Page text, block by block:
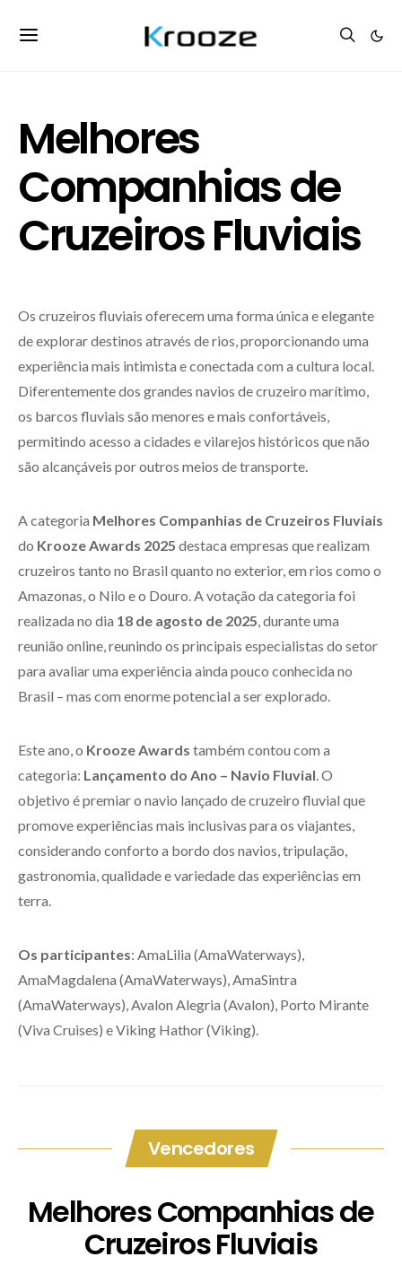
Melhores
Companhias de
Cruzeiros Fluviais
Os cruzeiros fluviais oferecem uma forma única e elegante
de explorar destinos através de rios, proporcionando uma
experiência mais intimista e conectada com a cultura local.
Diferentemente dos grandes navios de cruzeiro marítimo,
os barcos fluviais são menores e mais confortáveis,
permitindo acesso a cidades e vilarejos históricos que não
são alcançáveis por outros meios de transporte.
A categoria Melhores Companhias de Cruzeiros Fluviais
do Krooze Awards 2025 destaca empresas que realizam
cruzeiros tanto no Brasil quanto no exterior, em rios como o
Amazonas, o Nilo e o Douro. A votação da categoria foi
realizada no dia 18 de agosto de 2025, durante uma
reunião online, reunindo os principais especialistas do setor
para avaliar uma experiência ainda pouco conhecida no
Brasil – mas com enorme potencial a ser explorado.
Este ano, o Krooze Awards também contou com a
categoria: Lançamento do Ano – Navio Fluvial. O
objetivo é premiar o navio lançado de cruzeiro fluvial que
promove experiências mais inclusivas para os viajantes,
considerando conforto a bordo dos navios, tripulação,
gastronomia, qualidade e variedade das experiências em
terra.
Os participantes: AmaLilia (AmaWaterways),
AmaMagdalena (AmaWaterways), AmaSintra
(AmaWaterways), Avalon Alegria (Avalon), Porto Mirante
(Viva Cruises) e Viking Hathor (Viking).
Vencedores
Melhores Companhias de
Cruzeiros Fluviais